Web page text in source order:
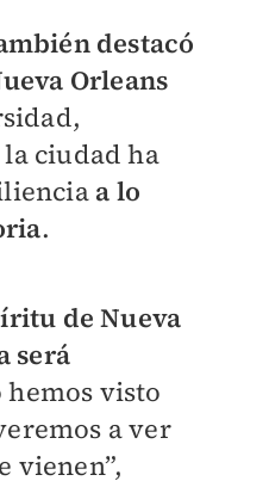
destacó
Orleans
ciudad ha
a lo
.
de Nueva
será
hemos visto
a ver
vienen”,